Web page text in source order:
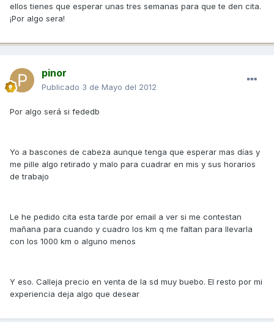
ellos tienes que esperar unas tres semanas para que te den cita.
¡Por algo sera!
pinor
Publicado 3 de Mayo del 2012
Por algo será si fededb
Yo a bascones de cabeza aunque tenga que esperar mas días y
me pille algo retirado y malo para cuadrar en mis y sus horarios
de trabajo
Le he pedido cita esta tarde por email a ver si me contestan
mañana para cuando y cuadro los km q me faltan para llevarla
con los 1000 km o alguno menos
Y eso. Calleja precio en venta de la sd muy buebo. El resto por mi
experiencia deja algo que desear